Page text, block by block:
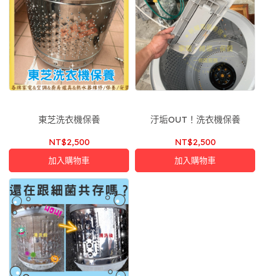
東芝洗衣機保養
NT$2,500
加入購物車
汙垢OUT！洗衣機保養
NT$2,500
加入購物車